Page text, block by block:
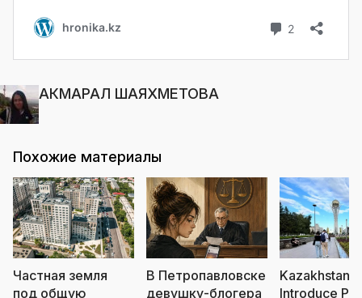
АКМАРАЛ ШАЯХМЕТОВА
Похожие материалы
Частная земля
под общую
В Петропавловске
девушку-блогера
Kazakhstan
Introduce